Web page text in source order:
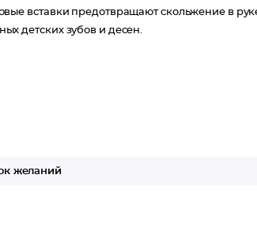
вставки предотвращают скольжение в
детских зубов и десен.
желаний